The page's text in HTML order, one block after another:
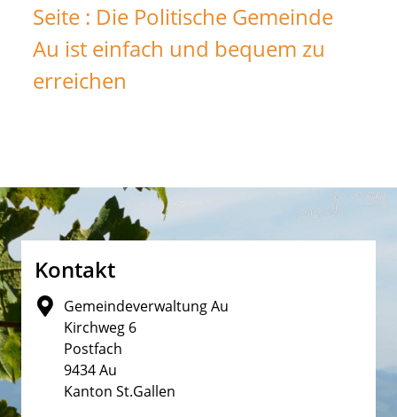
Seite : Die Politische Gemeinde
Au ist einfach und bequem zu
erreichen
Fusszeile
Kontakt
Gemeindeverwaltung Au
Kirchweg 6
Postfach
9434 Au
Kanton St.Gallen